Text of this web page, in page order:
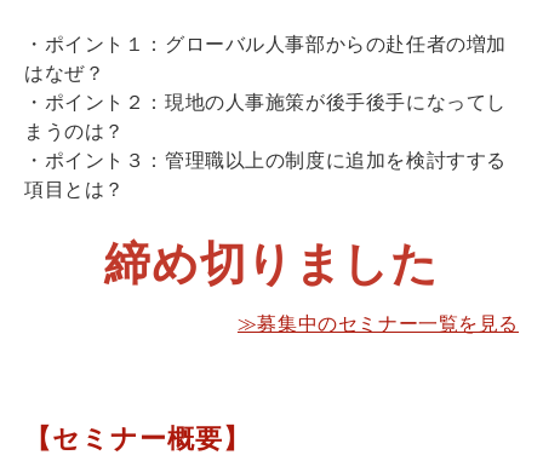
・ポイント１：グローバル人事部からの赴任者の増加
はなぜ？
・ポイント２：現地の人事施策が後手後手になってし
まうのは？
・ポイント３：管理職以上の制度に追加を検討すする
項目とは？
締め切りました
≫募集中のセミナー一覧を見る
【セミナー概要】